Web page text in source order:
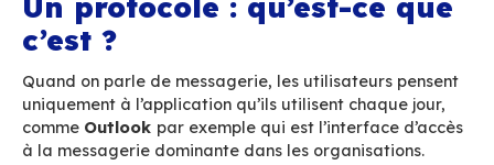
agendas, le partage des contacts. Ces
invisibles pour l’utilisateur, conditionnent
mais aussi la dépendance ou la liberté d’une
organisation.
D’IMAP à MAPI, en passant par SMTP ou ICS,